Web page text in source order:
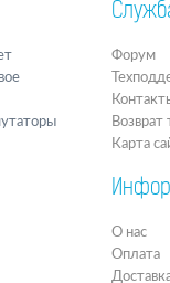
Форум
Возврат
Карта
О нас
Оплата